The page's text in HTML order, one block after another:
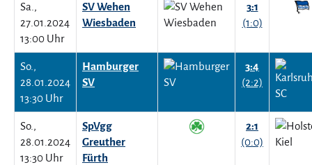
Sa.,
27.01.2024
13:00 Uhr
SV Wehen
Wiesbaden
3:1
(1:0)
So.,
28.01.2024
13:30 Uhr
Hamburger
SV
3:4
(2:2)
So.,
28.01.2024
13:30 Uhr
SpVgg
Greuther
Fürth
2:1
(0:0)